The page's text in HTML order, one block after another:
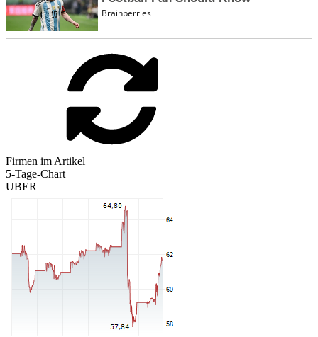
Firmen im Artikel
5-Tage-Chart
UBER